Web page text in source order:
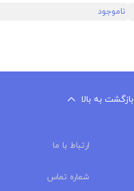
ناموجود
بازگشت به بالا
ارتباط با ما
شماره تماس